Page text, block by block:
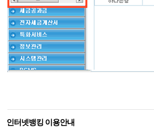
인터넷뱅킹 이용안내